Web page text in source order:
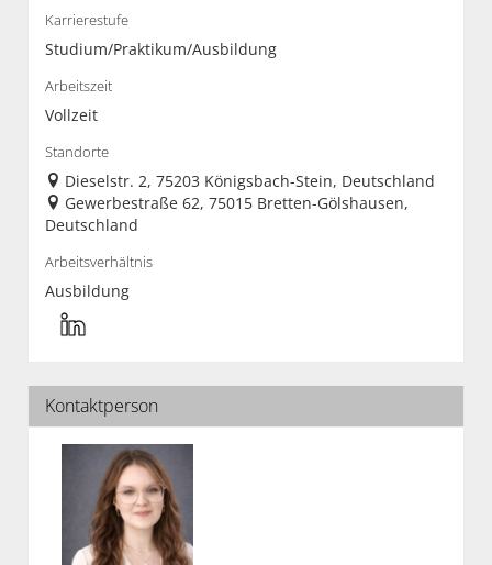
Karrierestufe
Studium/Praktikum/Ausbildung
Arbeitszeit
Vollzeit
Standorte
Dieselstr. 2, 75203 Königsbach-Stein, Deutschland
Gewerbestraße 62, 75015 Bretten-Gölshausen,
Deutschland
Arbeitsverhältnis
Ausbildung
Kontaktperson